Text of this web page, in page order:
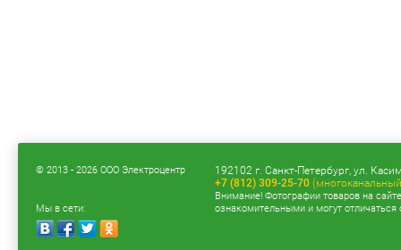
© 2013 - 2026 ООО Электроцентр
Мы в сети:
192102 г. Санкт-Петербург, ул.
+7 (812) 309-25-70
Внимание! Фотографии товаров на
ознакомительными и могут отличаться